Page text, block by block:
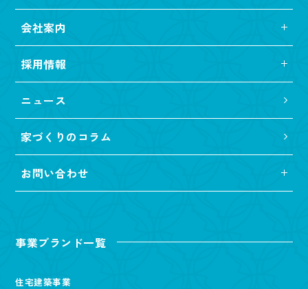
会社案内
採用情報
ニュース
家づくりのコラム
お問い合わせ
事業ブランド一覧
住宅建築事業